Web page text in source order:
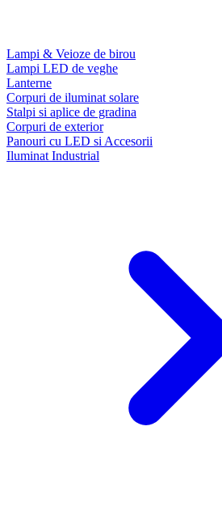
Lampi & Veioze de birou
Lampi LED de veghe
Lanterne
Corpuri de iluminat solare
Stalpi si aplice de gradina
Corpuri de exterior
Panouri cu LED si Accesorii
Iluminat Industrial